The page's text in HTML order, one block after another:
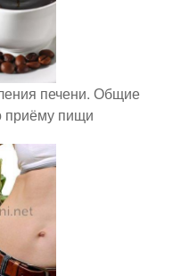
печени. Общие
приёму пищи